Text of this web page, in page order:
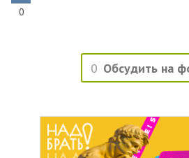
0
0 Обсудить на